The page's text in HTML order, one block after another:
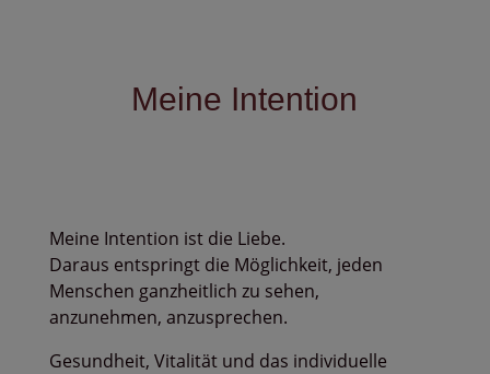
Meine Intention
Meine Intention ist die Liebe.
Daraus entspringt die Möglichkeit, jeden
Menschen ganzheitlich zu sehen,
anzunehmen, anzusprechen.
Gesundheit, Vitalität und das individuelle